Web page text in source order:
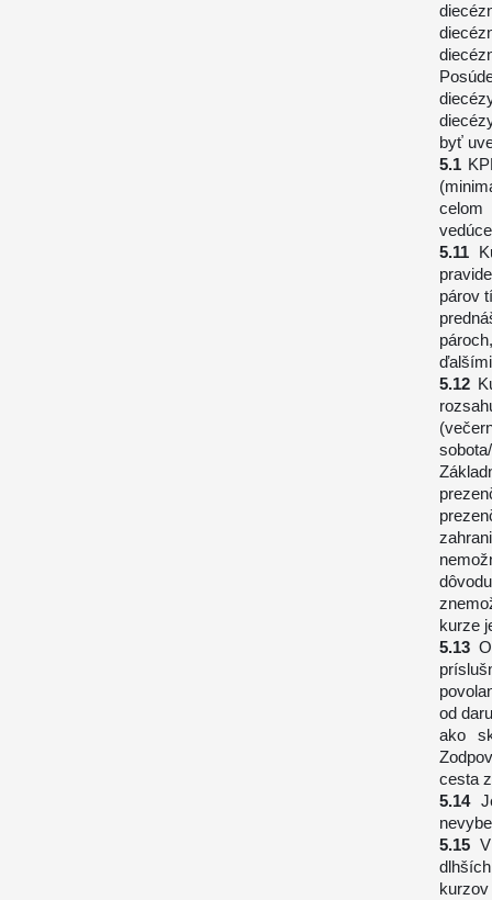
byť
celom
párov
kurze
od
ako
cesta